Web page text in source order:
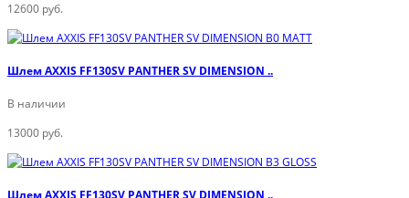
12600 руб.
Шлем AXXIS FF130SV PANTHER SV DIMENSION ..
В наличии
13000 руб.